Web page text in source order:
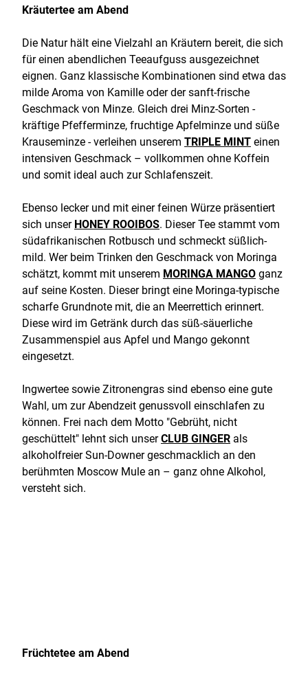
Kräutertee am Abend
Die Natur hält eine Vielzahl an Kräutern bereit, die sich
für einen abendlichen Teeaufguss ausgezeichnet
eignen. Ganz klassische Kombinationen sind etwa das
milde Aroma von Kamille oder der sanft-frische
Geschmack von Minze. Gleich drei Minz-Sorten -
kräftige Pfefferminze, fruchtige Apfelminze und süße
Krauseminze - verleihen unserem TRIPLE MINT einen
intensiven Geschmack – vollkommen ohne Koffein
und somit ideal auch zur Schlafenszeit.
Ebenso lecker und mit einer feinen Würze präsentiert
sich unser HONEY ROOIBOS. Dieser Tee stammt vom
südafrikanischen Rotbusch und schmeckt süßlich-
mild. Wer beim Trinken den Geschmack von Moringa
schätzt, kommt mit unserem MORINGA MANGO ganz
auf seine Kosten. Dieser bringt eine Moringa-typische
scharfe Grundnote mit, die an Meerrettich erinnert.
Diese wird im Getränk durch das süß-säuerliche
Zusammenspiel aus Apfel und Mango gekonnt
eingesetzt.
Ingwertee sowie Zitronengras sind ebenso eine gute
Wahl, um zur Abendzeit genussvoll einschlafen zu
können. Frei nach dem Motto "Gebrüht, nicht
geschüttelt" lehnt sich unserCLUB GINGER als
alkoholfreier Sun-Downer geschmacklich an den
berühmten Moscow Mule an – ganz ohne Alkohol,
versteht sich.
Früchtetee am Abend